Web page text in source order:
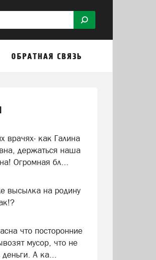
ОБРАТНАЯ СВЯЗЬ
врачях- как Галина
держаться наша
Огромная бл...
высылка на родину
что посторонние
мусор, что не
деньги. А ка...